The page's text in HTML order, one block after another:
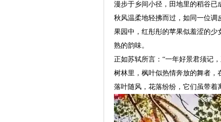
漫步于乡间小径，田地里的稻谷
秋风温柔地轻拂而过，如同一位
果园中，红彤彤的苹果似羞涩的
熟的韵味。
正如苏轼所言：“一年好景君须记
树林里，枫叶似热情奔放的舞者
落叶随风，花落纷纷，它们虽带